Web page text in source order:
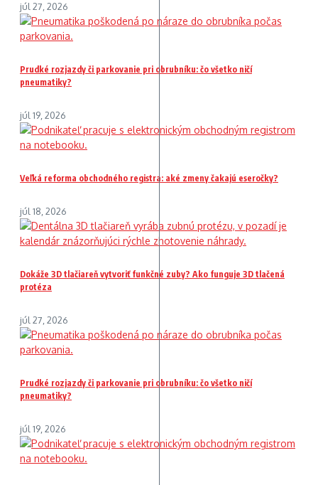
júl 27, 2026
Prudké rozjazdy či parkovanie pri obrubníku: čo všetko ničí
pneumatiky?
júl 19, 2026
Veľká reforma obchodného registra: aké zmeny čakajú eseročky?
júl 18, 2026
Dokáže 3D tlačiareň vytvoriť funkčné zuby? Ako funguje 3D tlačená
protéza
júl 27, 2026
Prudké rozjazdy či parkovanie pri obrubníku: čo všetko ničí
pneumatiky?
júl 19, 2026